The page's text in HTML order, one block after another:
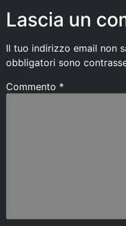
Lascia un
Il tuo indirizzo email non
obbligatori sono
Commento *